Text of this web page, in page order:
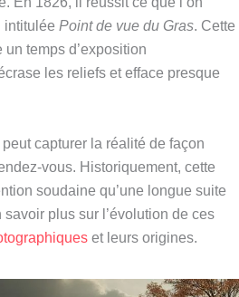
intitulée Point de vue du Gras. Cette
temps d’exposition
les reliefs et efface presque
capturer la réalité de façon
vous. Historiquement, cette
soudaine qu’une longue suite
plus sur l’évolution de ces
et leurs origines.